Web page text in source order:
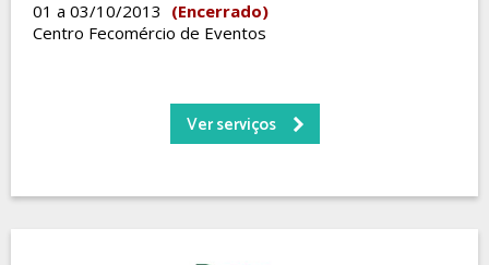
01 a 03/10/2013 (Encerrado)
Centro Fecomércio de Eventos
Ver serviços